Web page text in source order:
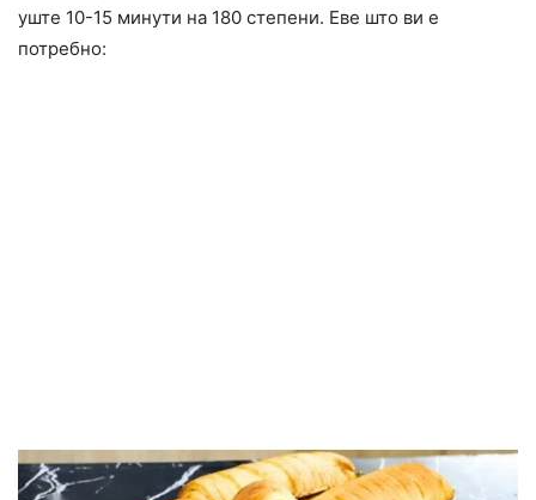
уште 10-15 минути на 180 степени. Еве што ви е
потребно: